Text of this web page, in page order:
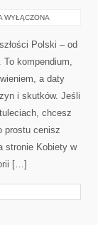
WYŁĄCZONA
Polski – od
kompendium,
a daty
i skutków. Jeśli
chcesz
prostu cenisz
stronie Kobiety w
[…]